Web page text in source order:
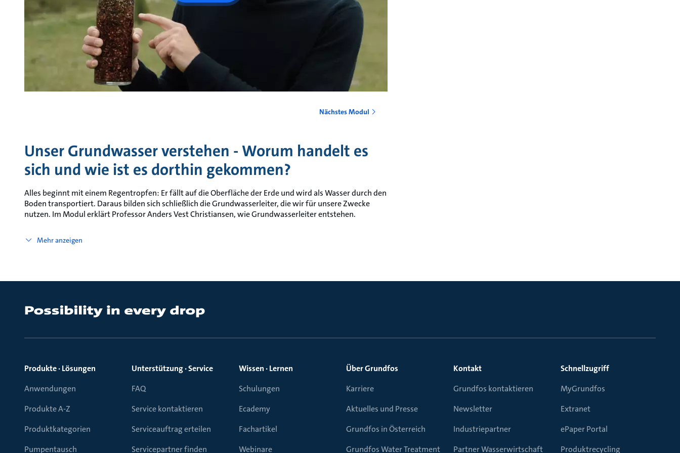
Nächstes Modul
Unser Grundwasser verstehen - Worum handelt es
sich und wie ist es dorthin gekommen?
Alles beginnt mit einem Regentropfen: Er fällt auf die Oberfläche der Erde und wird als Wasser durch den
Boden transportiert. Daraus bilden sich schließlich die Grundwasserleiter, die wir für unsere Zwecke
nutzen. Im Modul erklärt Professor Anders Vest Christiansen, wie Grundwasserleiter entstehen.
Mehr anzeigen
Produkte · Lösungen
Anwendungen
Produkte A-Z
Produktkategorien
Pumpentausch
Unterstützung · Service
FAQ
Service kontaktieren
Serviceauftrag erteilen
Servicepartner finden
Wissen · Lernen
Schulungen
Ecademy
Fachartikel
Webinare
Über Grundfos
Karriere
Aktuelles und Presse
Grundfos in Österreich
Grundfos Water Treatment
Kontakt
Grundfos kontaktieren
Newsletter
Industriepartner
Partner Wasserwirtschaft
Schnellzugriff
MyGrundfos
Extranet
ePaper Portal
Produktrecycling